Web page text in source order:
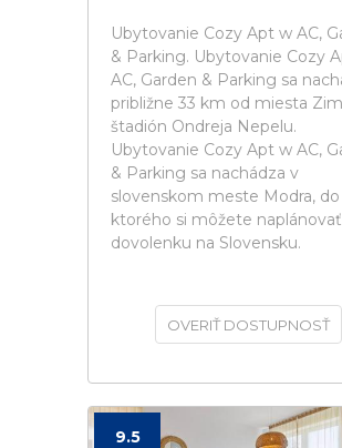
Ubytovanie Cozy Apt w AC,
& Parking. Ubytovanie Cozy
AC, Garden & Parking sa
približne 33 km od miesta
štadión Ondreja Nepelu.
Ubytovanie Cozy Apt w AC,
& Parking sa nachádza v
slovenskom meste Modra, do
ktorého si môžete
dovolenku na Slovensku.
OVERIŤ DOSTUPNOSŤ
9.5